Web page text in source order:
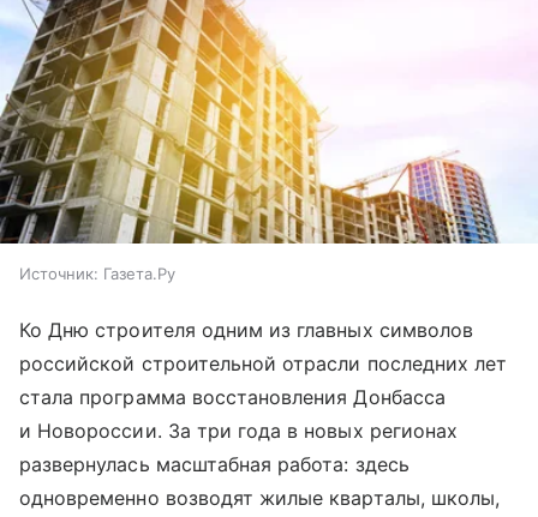
Источник: Газета.Ру
Ко Дню строителя одним из главных символов
российской строительной отрасли последних лет
стала программа восстановления Донбасса
и Новороссии. За три года в новых регионах
развернулась масштабная работа: здесь
одновременно возводят жилые кварталы, школы,